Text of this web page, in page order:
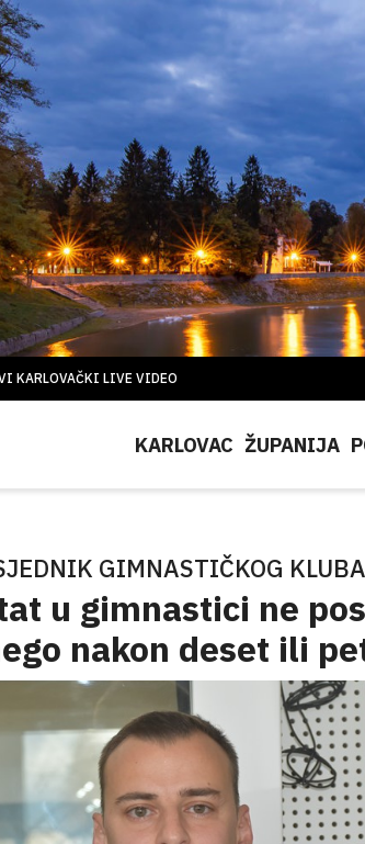
KARLOVAČKI LIVE VIDEO
KARLOVAC ŽUPANIJA
GIMNASTIČKOG
u gimnastici ne
nakon deset ili